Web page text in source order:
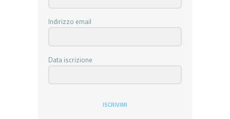
Indirizzo email
Data iscrizione
ISCRIVIMI